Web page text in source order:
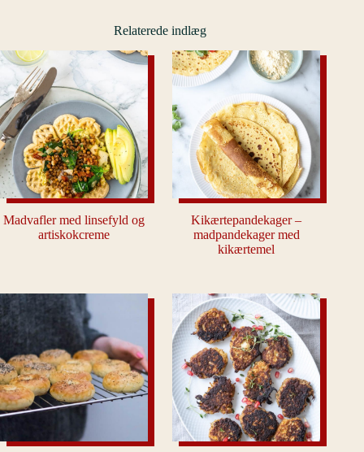
Relaterede indlæg
Madvafler med linsefyld og
artiskokcreme
Kikærtepandekager –
madpandekager med
kikærtemel